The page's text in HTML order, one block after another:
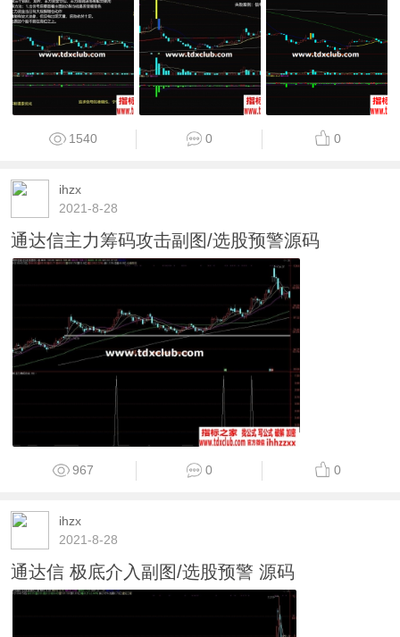
1540 0 0
ihzx
2021-8-28
通达信主力筹码攻击副图/选股预警源码
967 0 0
ihzx
2021-8-28
通达信 极底介入副图/选股预警 源码